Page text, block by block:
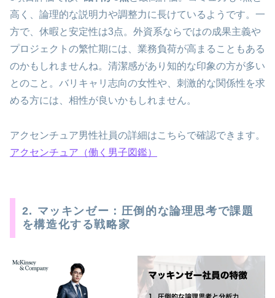
高く、論理的な説明力や調整力に長けているようです。一
方で、休暇と安定性は3点。外資系ならではの成果主義や
プロジェクトの繁忙期には、業務負荷が高まることもある
のかもしれませんね。清潔感があり知的な印象の方が多い
とのこと。バリキャリ志向の女性や、刺激的な関係性を求
める方には、相性が良いかもしれません。
アクセンチュア男性社員の詳細はこちらで確認できます。
アクセンチュア（働く男子図鑑）
2. マッキンゼー：圧倒的な論理思考で課題
を構造化する戦略家